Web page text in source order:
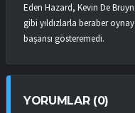
Eden Hazard, Kevin De
gibi yıldızlarla beraber
başarısı gösteremedi.
YORUMLAR (0)